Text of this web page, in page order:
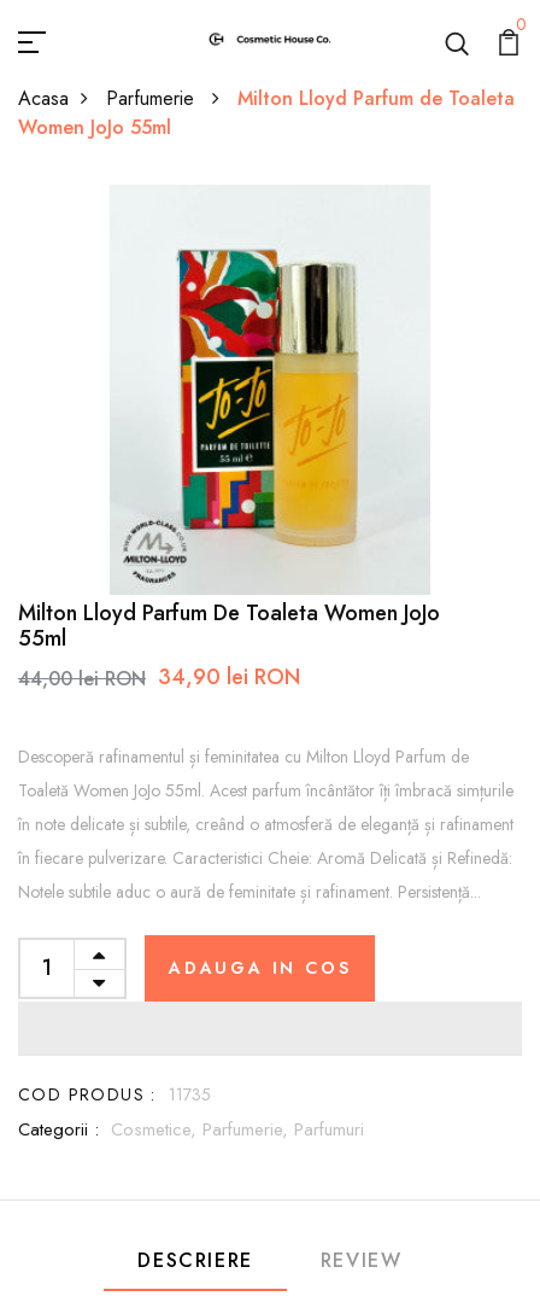
0
Acasa Parfumerie
Milton Lloyd Parfum de Toaleta
Women JoJo 55ml
Milton Lloyd Parfum De Toaleta Women JoJo
55ml
44,00 lei RON 34,90 lei RON
Descoperă rafinamentul și feminitatea cu Milton Lloyd Parfum de
Toaletă Women JoJo 55ml. Acest parfum încântător îți îmbracă simțurile
în note delicate și subtile, creând o atmosferă de eleganță și rafinament
în fiecare pulverizare. Caracteristici Cheie: Aromă Delicată și Refinedă:
Notele subtile aduc o aură de feminitate și rafinament. Persistență...
ADAUGA IN COS
COD PRODUS : 11735
Categorii : Cosmetice, Parfumerie, Parfumuri
DESCRIERE REVIEW